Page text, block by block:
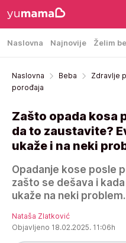
Naslovna Najnovije Želim
Naslovna Beba Zdravlje
porođaja
Zašto opada kosa
da to zaustavite?
ukaže i na neki
Opadanje kose posle
zašto se dešava i
ukaže na neki problem.
Nataša Zlatković
Objavljeno 18.02.2025. 11:06h